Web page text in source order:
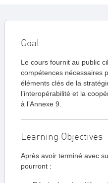
Goal
Le cours fournit au public
compétences nécessaires
éléments clés de la
l’interopérabilité et la
à l’Annexe 9.
Learning Objectives
Après avoir terminé avec
pourront :